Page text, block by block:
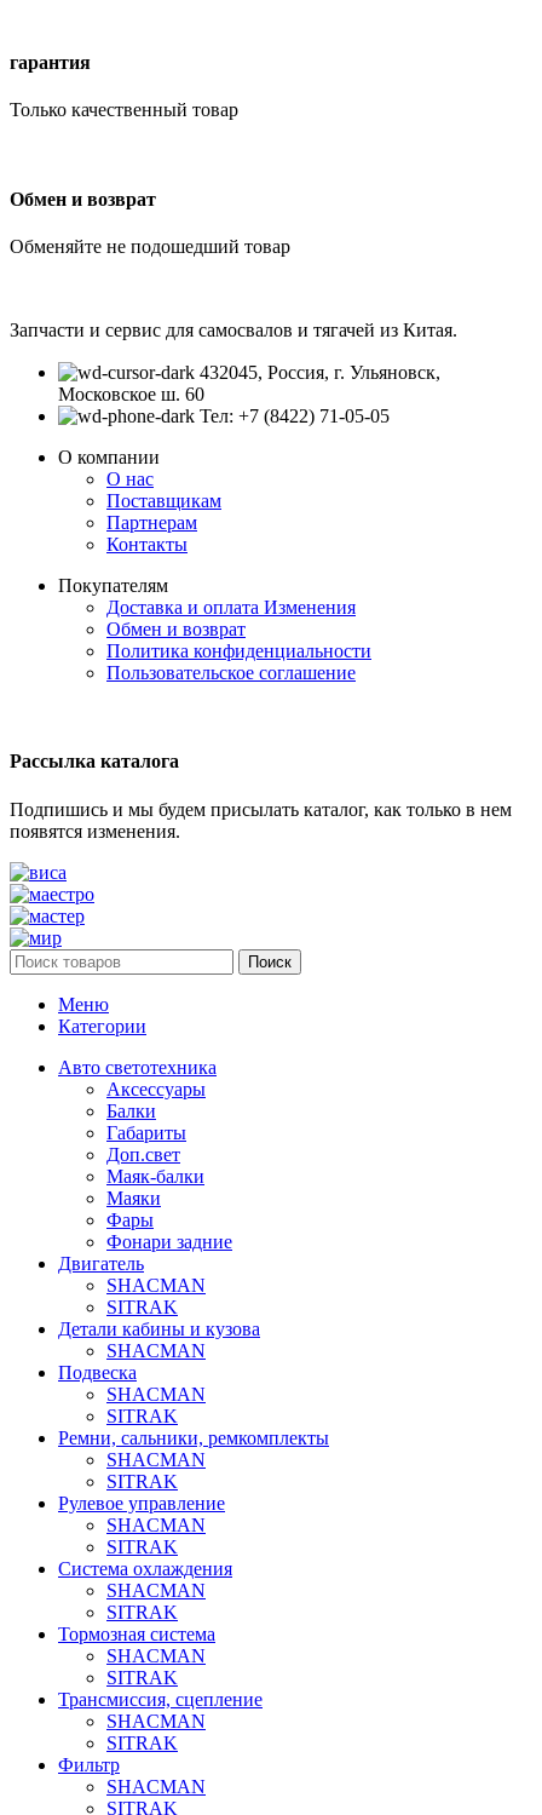
гарантия
Только качественный товар
Обмен и возврат
Обменяйте не подошедший товар
Запчасти и сервис для самосвалов и тягачей из Китая.
432045, Россия, г. Ульяновск,
Московское ш. 60
Тел: +7 (8422) 71-05-05
О компании
О нас
Поставщикам
Партнерам
Контакты
Покупателям
Доставка и оплата Изменения
Обмен и возврат
Политика конфиденциальности
Пользовательское соглашение
Рассылка каталога
Подпишись и мы будем присылать каталог, как только в нем
появятся изменения.
Поиск
Меню
Категории
Авто светотехника
Аксессуары
Балки
Габариты
Доп.свет
Маяк-балки
Маяки
Фары
Фонари задние
Двигатель
SHACMAN
SITRAK
Детали кабины и кузова
SHACMAN
Подвеска
SHACMAN
SITRAK
Ремни, сальники, ремкомплекты
SHACMAN
SITRAK
Рулевое управление
SHACMAN
SITRAK
Система охлаждения
SHACMAN
SITRAK
Тормозная система
SHACMAN
SITRAK
Трансмиссия, сцепление
SHACMAN
SITRAK
Фильтр
SHACMAN
SITRAK